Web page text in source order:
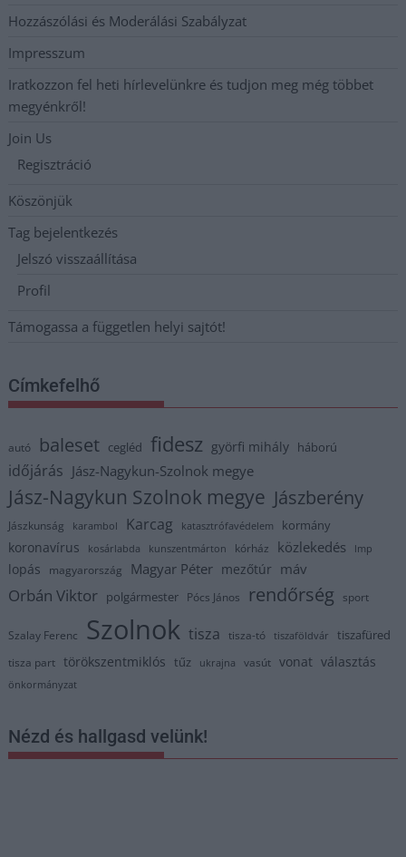
Hozzászólási és Moderálási Szabályzat
Impresszum
Iratkozzon fel heti hírlevelünkre és tudjon meg még többet
megyénkről!
Join Us
Regisztráció
Köszönjük
Tag bejelentkezés
Jelszó visszaállítása
Profil
Támogassa a független helyi sajtót!
Címkefelhő
autó baleset cegléd fidesz györfi mihály háború
időjárás Jász-Nagykun-Szolnok megye
Jász-Nagykun Szolnok megye Jászberény
Jászkunság karambol Karcag katasztrófavédelem kormány
koronavírus kosárlabda kunszentmárton kórház közlekedés lmp
lopás magyarország Magyar Péter mezőtúr máv
Orbán Viktor polgármester Pócs János rendőrség sport
Szalay Ferenc Szolnok tisza tisza-tó tiszaföldvár tiszafüred
tisza part törökszentmiklós tűz ukrajna vasút vonat választás
önkormányzat
Nézd és hallgasd velünk!